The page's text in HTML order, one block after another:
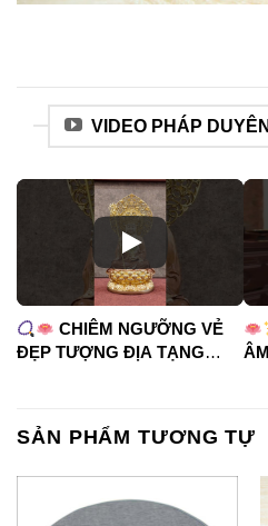
VIDEO PHÁP DUYÊN
CHIÊM NGƯỠNG VẺ
ĐẸP TƯỢNG ĐỊA TẠNG
#tuongphat
#diatangvuongbotat
SẢN PHẨM TƯƠNG TỰ